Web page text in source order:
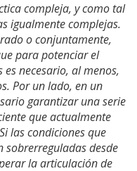
compleja, y como tal
igualmente complejas.
o conjuntamente,
para potenciar el
necesario, al menos,
Por un lado, en un
garantizar una serie
que actualmente
las condiciones que
sobrerreguladas desde
la articulación de